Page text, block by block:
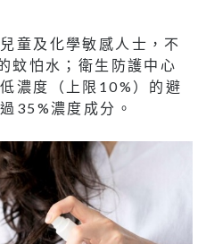
童及化學敏感人士，不
蚊怕水；衛生防護中心
濃度（上限10%）的避
35%濃度成分。